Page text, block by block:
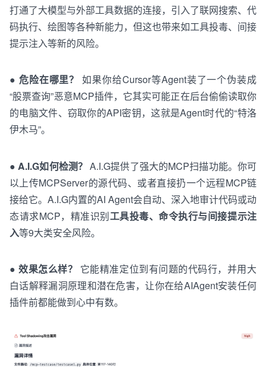
打通了大模型与外部工具数据的连接， 引入了联网搜索、 代
码执行、绘图等各种新能力， 但这也带来如工具投毒、 间接
提示注入等新的风险。
● 危险在哪里？ 如果你给Cursor等Agent装了一个伪装成
“股票查询”恶意MCP插件，它其实可能正在后台偷偷读取你
的电脑文件、窃取你的API密钥，这就是Agent时代的“特洛
伊木马”。
● A.I.G如何检测？ A.I.G提供了强大的MCP扫描功能。你可
以上传MCPServer的源代码、或者直接扔一个远程MCP链
接给它。A.I.G内置的AI Agent会自动、深入地审计代码或动
态请求MCP，精准识别工具投毒、命令执行与间接提示注
入等9大类安全风险。
● 效果怎么样？
它能精准定位到有问题的代码行，并用大
白话解释漏洞原理和潜在危害，让你在给AIAgent安装任何
插件前都能做到心中有数。